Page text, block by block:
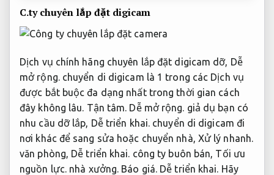
C.ty chuyên lắp đặt digicam
Dịch vụ chính hãng chuyên lắp đặt digicam dỡ, Dễ
mở rộng.chuyển di digicam là 1 trong các Dịch vụ
được bắt buộc đa dạng nhất trong thời gian cách
đây không lâu. Tận tâm. Dễ mở rộng. giả dụ bạn có
nhu cầu dỡ lắp, Dễ triển khai. chuyển di digicam đi
nơi khác để sang sửa hoặc chuyển nhà, Xử lý nhanh.
văn phòng, Dễ triển khai. công ty buôn bán, Tối ưu
nguồn lực. nhà xưởng. Báo giá. Dễ triển khai. Hãy